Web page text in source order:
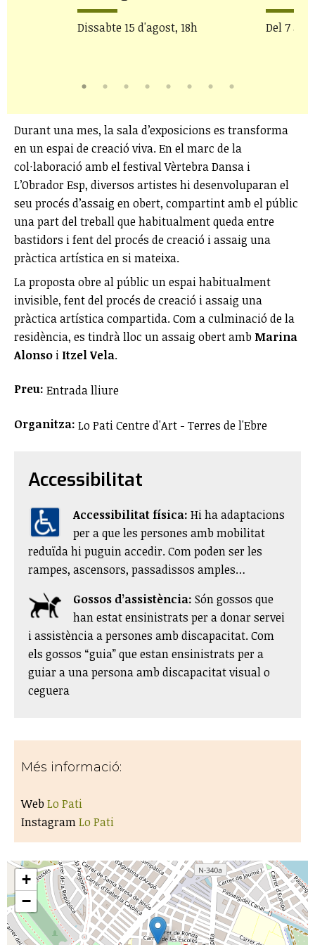
Dissabte 15 d'agost, 18h Del 7 al
Durant una mes, la sala d’exposicions es transforma
en un espai de creació viva. En el marc de la
col·laboració amb el festival Vèrtebra Dansa i
L’Obrador Esp, diversos artistes hi desenvoluparan el
seu procés d’assaig en obert, compartint amb el públic
una part del treball que habitualment queda entre
bastidors i fent del procés de creació i assaig una
pràctica artística en si mateixa.
La proposta obre al públic un espai habitualment
invisible, fent del procés de creació i assaig una
pràctica artística compartida. Com a culminació de la
residència, es tindrà lloc un assaig obert amb Marina
Alonso i Itzel Vela.
Preu: Entrada lliure
Organitza: Lo Pati Centre d'Art - Terres de l'Ebre
Accessibilitat
Accessibilitat física: ​Hi ha adaptacions
per a que les persones amb mobilitat
reduïda hi puguin accedir. Com poden ser les
rampes, ascensors, passadissos amples…
Gossos d’assistència: Són gossos que
han estat ensinistrats per a donar servei
i assistència a persones amb discapacitat. Com
els gossos “guia” que estan ensinistrats per a
guiar a una persona amb discapacitat visual o
ceguera​
Més informació:
WebLo Pati
InstagramLo Pati
+
−